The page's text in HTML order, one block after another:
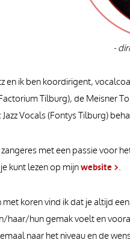
-
en ik ben koordirigent,
Tilburg), de Meisner
Vocals (Fontys Tilburg)
met een passie voor
kunt lezen op mijnwebsite >.
koren vind ik dat je altijd
haar/hun gemak voelt en
naar het niveau en de